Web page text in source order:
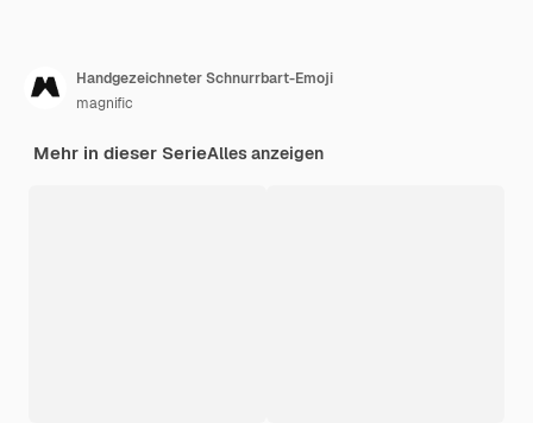
Handgezeichneter Schnurrbart-Emoji
magnific
Mehr in dieser SerieAlles anzeigen